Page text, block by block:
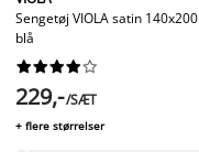
Sengetøj VIOLA satin 140x200
blå






229,-/SÆT
+ flere størrelser